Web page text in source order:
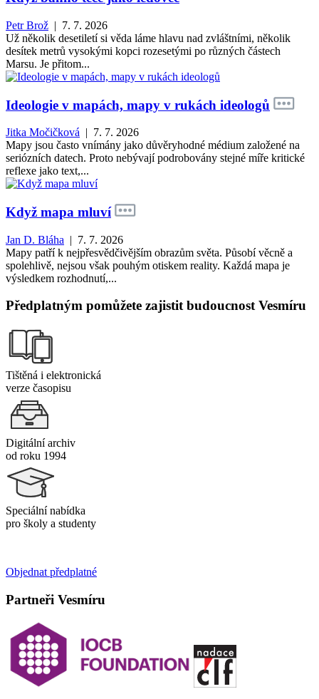
Petr Brož | 7. 7. 2026
Už několik desetiletí si věda láme hlavu nad zvláštními, několik
desítek metrů vysokými kopci rozesetými po různých částech
Marsu. Je přitom...
Ideologie v mapách, mapy v rukách ideologů
Jitka Močičková | 7. 7. 2026
Mapy jsou často vnímány jako důvěryhodné médium založené na
seriózních datech. Proto nebývají podrobovány stejné míře kritické
reflexe jako text,...
Když mapa mluví
Jan D. Bláha | 7. 7. 2026
Mapy patří k nejpřesvědčivějším obrazům světa. Působí věcně a
spolehlivě, nejsou však pouhým otiskem reality. Každá mapa je
výsledkem rozhodnutí,...
Předplatným pomůžete zajistit budoucnost Vesmíru
Tištěná i elektronická
verze časopisu
Digitální archiv
od roku 1994
Speciální nabídka
pro školy a studenty
Objednat předplatné
Partneři Vesmíru